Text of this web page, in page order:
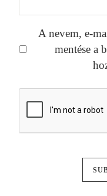
A nevem, e-
mentése a